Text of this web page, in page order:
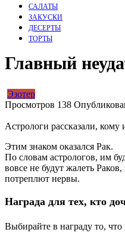
САЛАТЫ
ЗАКУСКИ
ДЕСЕРТЫ
ТОРТЫ
Главный
Эзотер
Просмотров 138
Астрологи рассказали, кому
Этим знаком оказался Рак.
По словам астрологов, им
вовсе не будут жалеть
потреплют нервы.
Награда для тех, кто
Выбирайте в награду то,